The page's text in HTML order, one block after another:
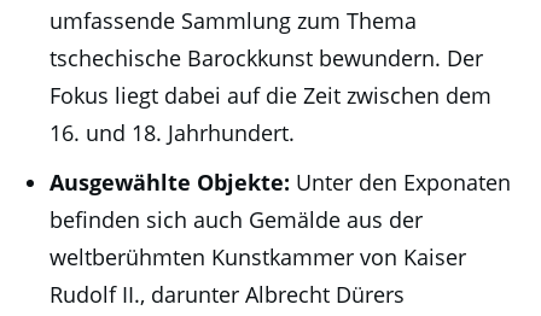
umfassende Sammlung zum Thema
tschechische Barockkunst bewundern. Der
Fokus liegt dabei auf die Zeit zwischen dem
16. und 18. Jahrhundert.
Ausgewählte Objekte: Unter den Exponaten
befinden sich auch Gemälde aus der
weltberühmten Kunstkammer von Kaiser
Rudolf II., darunter Albrecht Dürers